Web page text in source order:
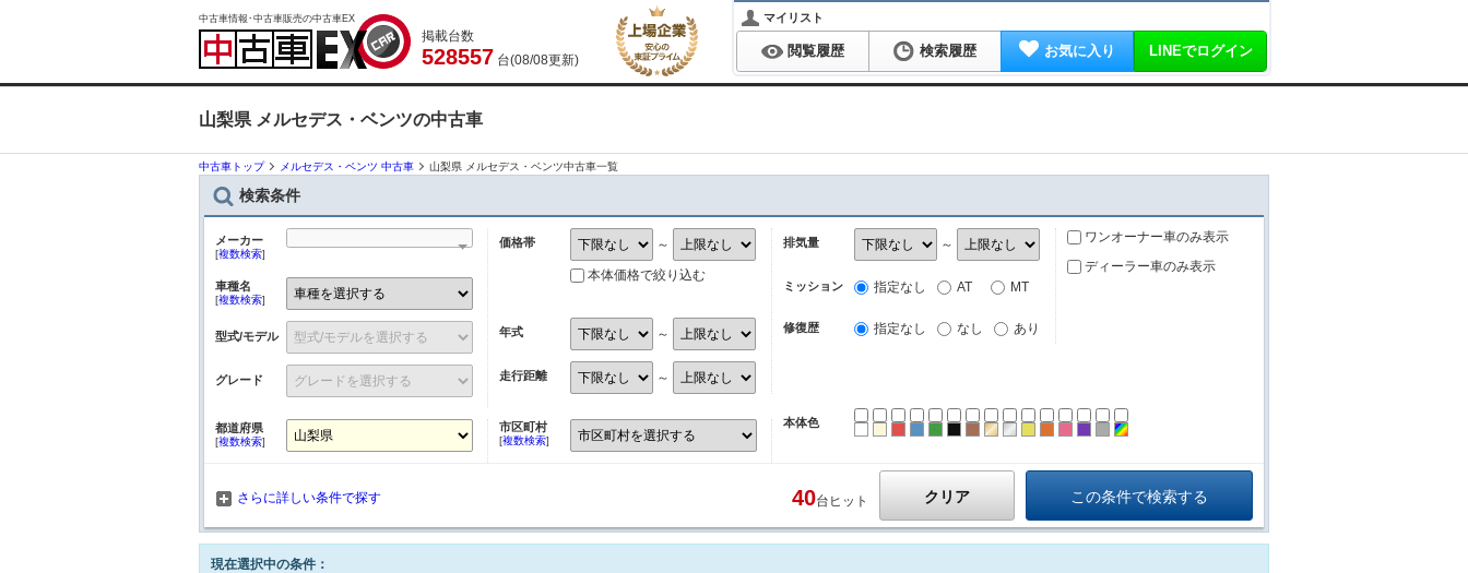
中古車情報･中古車販売の中古車EX
掲載台数
528557 台(08/08更新)
マイリスト
閲覧履歴 検索履歴 お気に入り LINEでログイン
山梨県 メルセデス・ベンツの中古車
中古車トップ メルセデス・ベンツ 中古車 山梨県 メルセデス・ベンツ中古車一覧
検索条件
メーカー
[複数検索]
車種名
[複数検索]
型式/モデル
グレード
価格帯 ～
本体価格で絞り込む
年式 ～
走行距離 ～
排気量 ～
ミッション 指定なし AT MT
修復歴 指定なし なし あり
ワンオーナー車のみ表示
ディーラー車のみ表示
都道府県
[複数検索]
市区町村
[複数検索]
本体色
レッドブルーグリーン
ブラック
ブラウンゴールド パープル
グレー
さらに詳しい条件で探す クリア
40台ヒット
現在選択中の条件：